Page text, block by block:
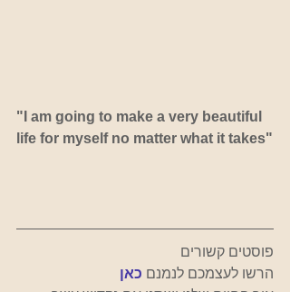
"I am going to make a very beautiful
life for myself no matter what it takes"
פוסטים קשורים
הרשו לעצמכם לנמנם כאן